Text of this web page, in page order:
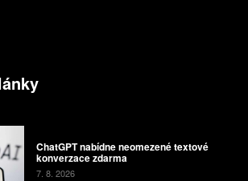
ChatGPT nabídne neomezené textové
konverzace zdarma
7. 8. 2026